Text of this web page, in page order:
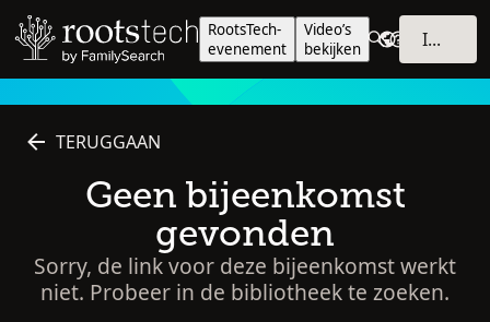
RootsTech-
evenement
Video’s
bekijken
INLOGGEN
TERUGGAAN
Geen bijeenkomst
gevonden
Sorry, de link voor deze bijeenkomst werkt
niet. Probeer in de bibliotheek te zoeken.